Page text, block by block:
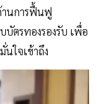
นการฟื้นฟู
บัตรทองรองรับ เพื่อ
นใจเข้าถึง